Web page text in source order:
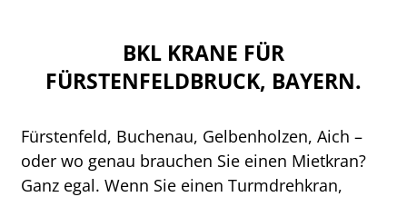
BKL KRANE FÜR
FÜRSTENFELDBRUCK, BAYERN.
Fürstenfeld, Buchenau, Gelbenholzen, Aich –
oder wo genau brauchen Sie einen Mietkran?
Ganz egal. Wenn Sie einen Turmdrehkran,